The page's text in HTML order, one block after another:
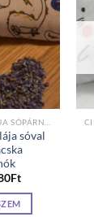
sóval
FtCurrent
is: